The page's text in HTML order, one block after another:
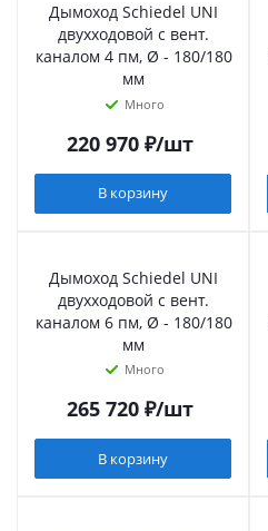
Дымоход Schiedel UNI
двухходовой с вент.
каналом 4 пм, Ø - 180/180
мм
Много
220 970₽/шт
В корзину
Дымоход Schiedel UNI
двухходовой с вент.
каналом 6 пм, Ø - 180/180
мм
Много
265 720₽/шт
В корзину